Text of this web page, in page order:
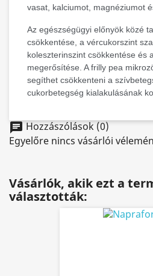
vasat, kalciumot, magnéziumot
Az egészségügyi előnyök közé
csökkentése, a vércukorszint
koleszterinszint csökkentése és
megerősítése. A frilly pea
segíthet csökkenteni a
cukorbetegség kialakulásának
chat Hozzászólások (0)
Egyelőre nincs vásárlói
Vásárlók, akik ezt a
választották: